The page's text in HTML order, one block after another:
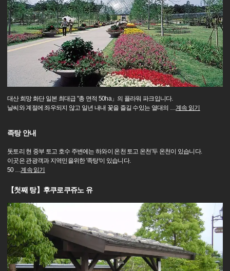
대산 희망 화단 일본 최대급 "총 면적 50ha」의 플라워 파크입니다.
날씨와 계절에 좌우되지 않고 일년 내내 꽃을 즐길 수있는 열대의 …계속 읽기
족탕 안내
돗토리 현 중부 토고 호수 주변에는 하와이 온천 토고 온천'두 온천이 있습니다.
이곳은 관광객과 지역민을위한 '족탕'이 있습니다.
50 …계속 읽기
【첫째 탕】후쿠로쿠쥬노 유